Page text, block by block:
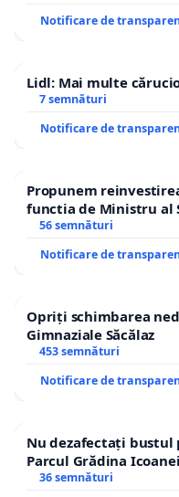
Notificare de
Lidl: Mai multe
7 semnături
Notificare de
Propunem
functia de Ministru al
56 semnături
Notificare de
Opriți schimbarea
Gimnaziale Săcălaz
453 semnături
Notificare de
Nu dezafectați bustul
Parcul Grădina
36 semnături